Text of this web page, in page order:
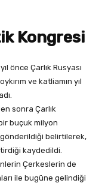
Kongresi
önce Çarlık Rusyası
ve katliamın yıl
sonra Çarlık
buçuk milyon
gönderildiği belirtilerek,
kaydedildi.
Çerkeslerin de
ile bugüne gelindiği